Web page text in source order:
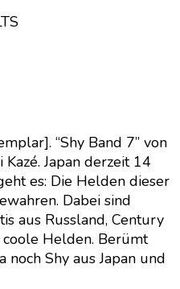
“Shy Band 7” von
Japan derzeit 14
es: Die Helden dieser
Dabei sind
aus Russland, Century
Helden. Berümt
Shy aus Japan und